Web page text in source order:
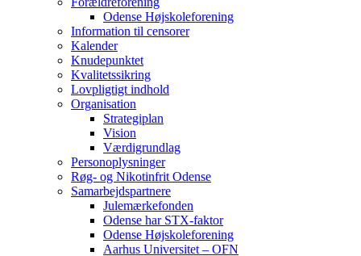
Odense Højskoleforening
Information til censorer
Kalender
Knudepunktet
Kvalitetssikring
Lovpligtigt indhold
Organisation
Strategiplan
Vision
Værdigrundlag
Personoplysninger
Røg- og Nikotinfrit Odense
Samarbejdspartnere
Julemærkefonden
Odense har STX-faktor
Odense Højskoleforening
Aarhus Universitet – OFN